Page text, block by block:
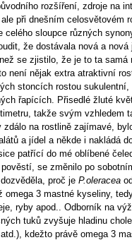
rozšíření, zdroje na
při dnešním celosvětovém
celého sloupce různých
že dostávala nová a nová
se zjistilo, že je to ta samá
není nějak extra atraktivní
stoncích rostou
řapících. Přisedlé žluté
takže svým vzhledem
zdálo na rostlině zajímavé,
a jídel a někde i nakládá
patřící do mé oblíbené
se změnilo po
proč je P.oleracea
3 mastné kyseliny,
ryby apod.. Odborník na
tuků zvyšuje hladinu
kdežto právě omega 3